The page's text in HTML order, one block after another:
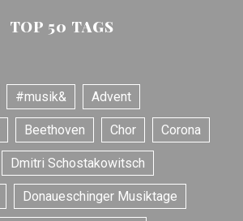
TOP 50 TAGS
#musik& Advent
Beethoven Chor Corona
Dmitri Schostakowitsch
Donaueschinger Musiktage